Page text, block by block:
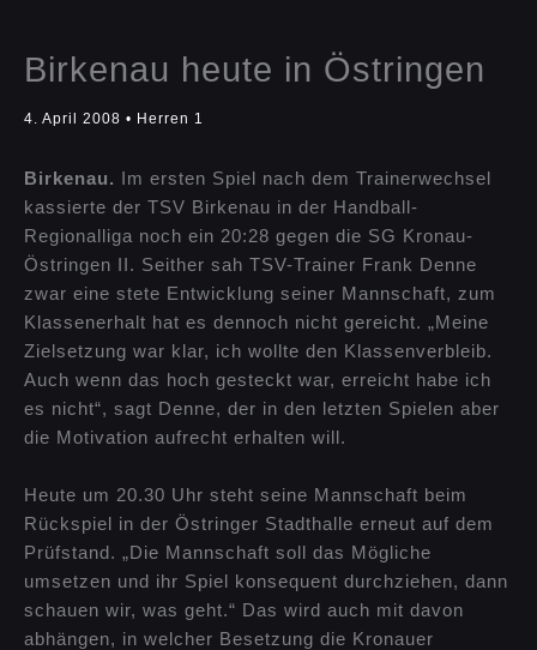
Birkenau heute in Östringen
4. April 2008 • Herren 1
Birkenau.
Im ersten Spiel nach dem Trainerwechsel
kassierte der TSV Birkenau in der Handball-
Regionalliga noch ein 20:28 gegen die SG Kronau-
Östringen II. Seither sah TSV-Trainer Frank Denne
zwar eine stete Entwicklung seiner Mannschaft, zum
Klassenerhalt hat es dennoch nicht gereicht. „Meine
Zielsetzung war klar, ich wollte den Klassenverbleib.
Auch wenn das hoch gesteckt war, erreicht habe ich
es nicht“, sagt Denne, der in den letzten Spielen aber
die Motivation aufrecht erhalten will.
Heute um 20.30 Uhr steht seine Mannschaft beim
Rückspiel in der Östringer Stadthalle erneut auf dem
Prüfstand. „Die Mannschaft soll das Mögliche
umsetzen und ihr Spiel konsequent durchziehen, dann
schauen wir, was geht.“ Das wird auch mit davon
abhängen, in welcher Besetzung die Kronauer